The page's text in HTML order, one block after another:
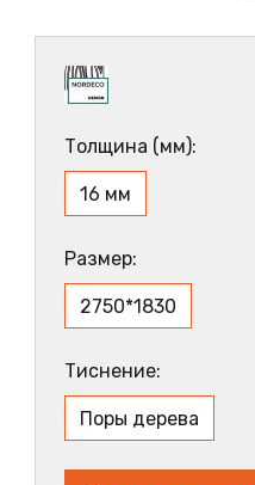
Толщина (мм):
16 мм
Размер:
2750*1830
Тиснение:
Поры дерева